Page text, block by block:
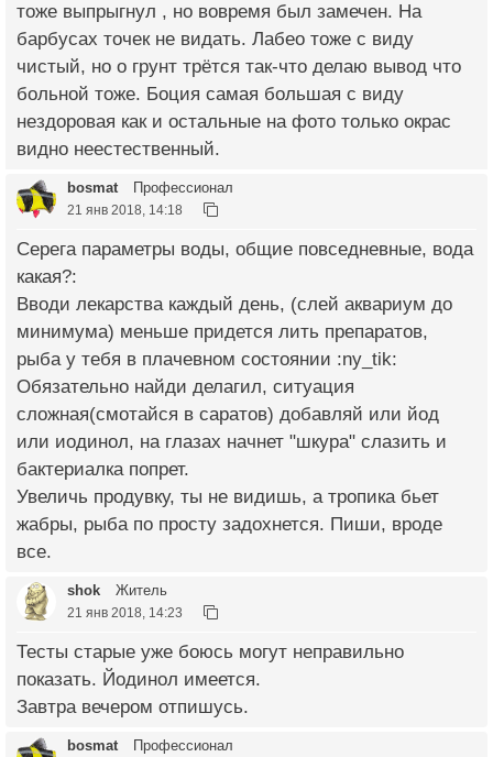
тоже выпрыгнул , но вовремя был замечен. На
барбусах точек не видать. Лабео тоже с виду
чистый, но о грунт трётся так-что делаю вывод что
больной тоже. Боция самая большая с виду
нездоровая как и остальные на фото только окрас
видно неестественный.
bosmat Профессионал
21 янв 2018, 14:18
Серега параметры воды, общие повседневные, вода
какая?:
Вводи лекарства каждый день, (слей аквариум до
минимума) меньше придется лить препаратов,
рыба у тебя в плачевном состоянии :ny_tik:
Обязательно найди делагил, ситуация
сложная(смотайся в саратов) добавляй или йод
или иодинол, на глазах начнет "шкура" слазить и
бактериалка попрет.
Увеличь продувку, ты не видишь, а тропика бьет
жабры, рыба по просту задохнется. Пиши, вроде
все.
shok Житель
21 янв 2018, 14:23
Тесты старые уже боюсь могут неправильно
показать. Йодинол имеется.
Завтра вечером отпишусь.
bosmat Профессионал